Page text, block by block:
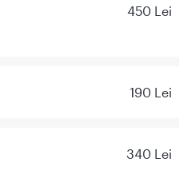
450 Lei
190 Lei
340 Lei